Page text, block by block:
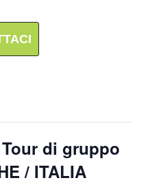
Tour di gruppo
/ ITALIA